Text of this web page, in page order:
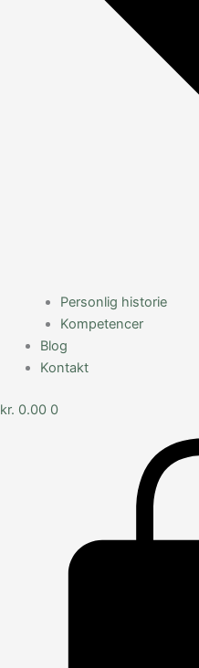
Personlig historie
Kompetencer
Blog
Kontakt
kr. 0.00 0